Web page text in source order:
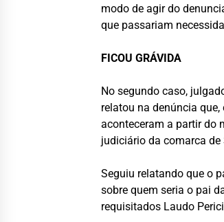
modo de agir do
que passariam
FICOU GRÁVIDA
No segundo caso,
relatou na denúncia
aconteceram a partir do
judiciário da comarca de
Seguiu relatando que o
sobre quem seria o pai
requisitados Laudo